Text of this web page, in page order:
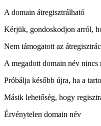
A domain átregisztrálható
Kérjük, gondoskodjon arról,
Nem támogatott az
A megadott domain név nincs
Próbálja később újra, ha a
Másik lehetőség, hogy
Érvénytelen domain név